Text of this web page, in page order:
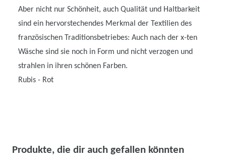
Aber nicht nur Schönheit, auch Qualität und Haltbarkeit
sind ein hervorstechendes Merkmal der Textilien des
französischen Traditionsbetriebes: Auch nach der x-ten
Wäsche sind sie noch in Form und nicht verzogen und
strahlen in ihren schönen Farben.
Rubis - Rot
Produkte, die dir auch gefallen könnten